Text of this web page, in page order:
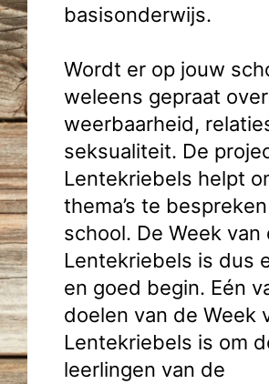
basisonderwijs.
Wordt er op jouw
weleens gepraat over
weerbaarheid,
seksualiteit. De
Lentekriebels helpt
thema’s te
school. De Week van
Lentekriebels is dus
en goed begin. Eén
doelen van de Week
Lentekriebels is om
leerlingen van de